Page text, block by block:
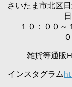
さいたま市北区
１０：００
雑貨等通販
インスタグラム